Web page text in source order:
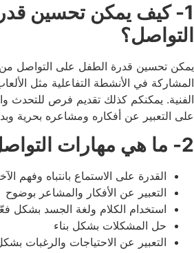
1- كيف يمكن تحسين
التواصل؟
يمكن تحسين قدرة الطفل على التواصل
المشاركة في الأنشطة التفاعلية مثل
الفنية. يمكنكم كذلك تقديم فرص للتحدث
على التعبير عن أفكاره ومشاعره بحرية
2- ما هي مهارات التواصل للأطفال؟
القدرة على الاستماع بانتباه وفهم
التعبير عن الأفكار والمشاعر بوضوح
استخدام الكلام ولغة الجسد بشكل
حل المشكلات بشكل بناء
التعبير عن الاحتياجات والرغبات